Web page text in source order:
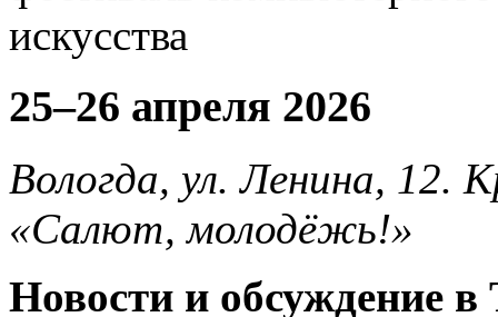
25–26 апреля 2026
Вологда, ул. Ленина, 12.
«Салют, молодёжь!»
Новости и обсуждение